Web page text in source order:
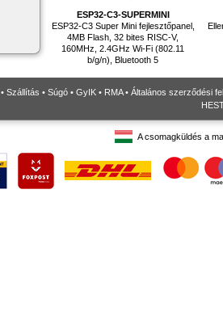
ESP32-C3-SUPERMINI
ESP32-C3 Super Mini fejlesztőpanel,
4MB Flash, 32 bites RISC-V,
160MHz, 2.4GHz Wi-Fi (802.11
b/g/n), Bluetooth 5
• Szállítás • Súgó • GyIK • RMA• Általános szerződési
A csomagküldés a